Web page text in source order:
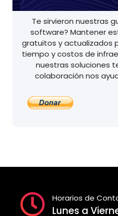
Te sirvieron nuestras
software? Mantener
gratuitos y actualizados
tiempo y costos de
nuestras soluciones
colaboración nos
Horarios de
Lunes a